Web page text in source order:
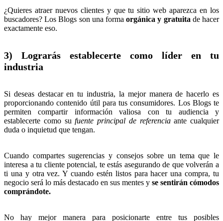
¿Quieres atraer nuevos clientes y que tu sitio web aparezca en los
buscadores? Los Blogs son una formaorgánica y gratuita de hacer
exactamente eso.
3) Lograrás establecerte como líder en tu
industria
Si deseas destacar en tu industria, la mejor manera de hacerlo es
proporcionando contenido útil para tus consumidores. Los Blogs te
permiten compartir información valiosa con tu audiencia y
establecerte como sufuente principal de referenciaante cualquier
duda o inquietud que tengan.
Cuando compartes sugerencias y consejos sobre un tema que le
interesa a tu cliente potencial, te estás asegurando de que volverán a
ti una y otra vez. Y cuando estén listos para hacer una compra, tu
negocio será lo más destacado en sus mentes y se sentirán cómodos
comprándote.
No hay mejor manera para posicionarte entre tus posibles